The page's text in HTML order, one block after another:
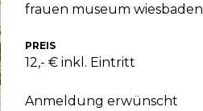
frauen museum wiesbaden
PREIS
12,- € inkl. Eintritt
Anmeldung erwünscht